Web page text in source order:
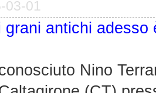
03-01
grani antichi adesso
Nino